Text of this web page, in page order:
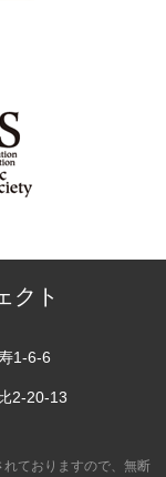
クト
1-6-6
2-20-13
ておりますので、無断